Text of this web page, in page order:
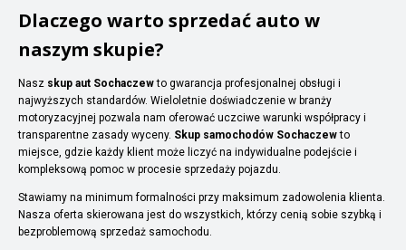
Dlaczego warto sprzedać auto w
naszym skupie?
Nasz skup aut Sochaczewto gwarancja profesjonalnej obsługi i
najwyższych standardów. Wieloletnie doświadczenie w branży
motoryzacyjnej pozwala nam oferować uczciwe warunki współpracy i
transparentne zasady wyceny. Skup samochodów Sochaczewto
miejsce, gdzie każdy klient może liczyć na indywidualne podejście i
kompleksową pomoc w procesie sprzedaży pojazdu.
Stawiamy na minimum formalności przy maksimum zadowolenia klienta.
Nasza oferta skierowana jest do wszystkich, którzy cenią sobie szybką i
bezproblemową sprzedaż samochodu.